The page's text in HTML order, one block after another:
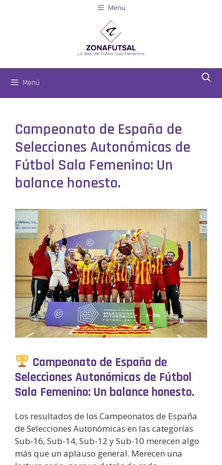
Menu
Menú
Campeonato de España de
Selecciones Autonómicas de
Fútbol Sala Femenino: Un
balance honesto.
Campeonato de España de
Selecciones Autonómicas de Fútbol
Sala Femenino: Un balance honesto.
Los resultados de los Campeonatos de España
de Selecciones Autonómicas en las categorías
Sub-16, Sub-14, Sub-12 y Sub-10 merecen algo
más que un aplauso general. Merecen una